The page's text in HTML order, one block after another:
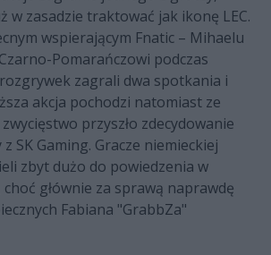
w zasadzie traktować jak ikonę LEC.
wspierającym Fnatic – Mihaelu
Pomarańczowi podczas
zagrali dwa spotkania i
akcja pochodzi natomiast ze
przyszło zdecydowanie
SK Gaming. Gracze niemieckiej
zbyt dużo do powiedzenia w
choć głównie za sprawą naprawdę
Fabiana "GrabbZa"